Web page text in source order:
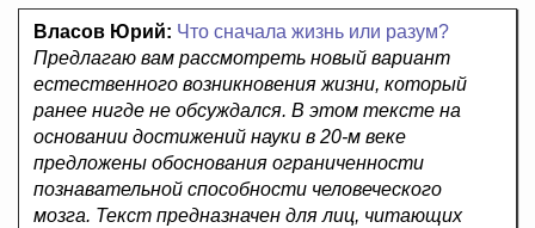
Власов Юрий: Что сначала жизнь или разум?
Предлагаю вам рассмотреть новый вариант
естественного возникновения жизни, который
ранее нигде не обсуждался. В этом тексте на
основании достижений науки в 20-м веке
предложены обоснования ограниченности
познавательной способности человеческого
мозга. Текст предназначен для лиц, читающих